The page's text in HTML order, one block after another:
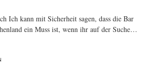
Ich kann mit Sicherheit sagen, dass die Bar
ein Muss ist, wenn ihr auf der Suche…